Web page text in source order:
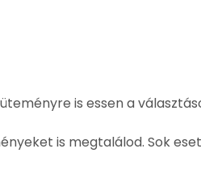
is essen a
is megtalálod. Sok